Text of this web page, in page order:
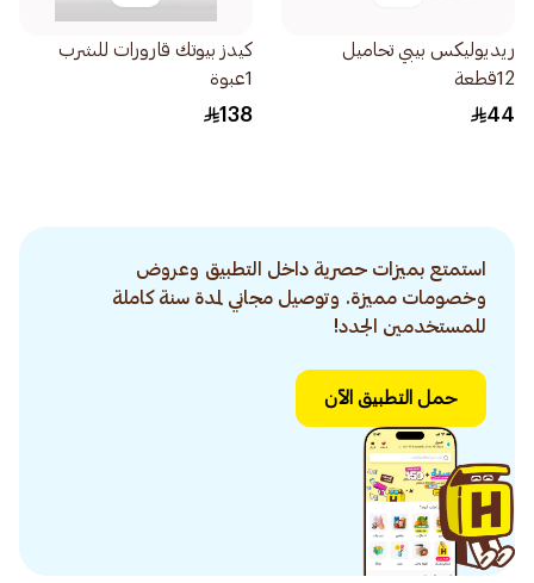
ريديوليكس بيبي تحاميل
12قطعة
44
كيدز بيوتك قارورات للشرب
1عبوة
138
استمتع بميزات حصرية داخل التطبيق وعروض
وخصومات مميزة. وتوصيل مجاني لمدة سنة كاملة
للمستخدمين الجدد!
حمل التطبيق الآن